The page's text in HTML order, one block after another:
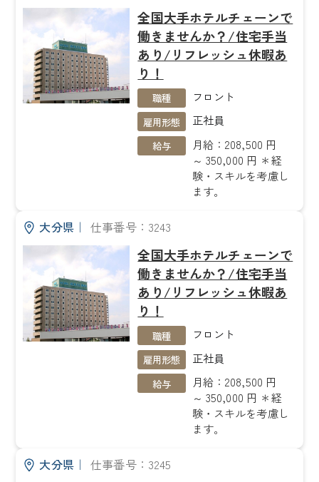
全国大手ホテルチェーンで
働きませんか？/住宅手当
あり/リフレッシュ休暇あ
り！
職種 フロント
雇用形態 正社員
給与
月給：208,500 円
～ 350,000 円 ＊経
験・スキルを考慮し
ます。
大分県｜ 仕事番号：3243
全国大手ホテルチェーンで
働きませんか？/住宅手当
あり/リフレッシュ休暇あ
り！
職種 フロント
雇用形態 正社員
給与
月給：208,500 円
～ 350,000 円 ＊経
験・スキルを考慮し
ます。
大分県｜ 仕事番号：3245